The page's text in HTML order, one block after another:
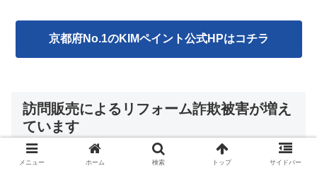
京都府No.1のKIMペイント公式HPはコチラ
訪問販売によるリフォーム詐欺被害が増え
ています
メニュー ホーム 検索 トップ サイドバー